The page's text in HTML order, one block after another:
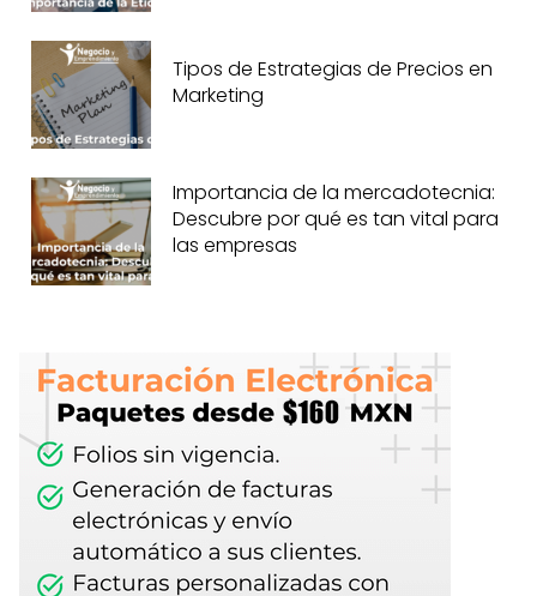
Tipos de Estrategias de Precios en
Marketing
Importancia de la mercadotecnia:
Descubre por qué es tan vital para
las empresas